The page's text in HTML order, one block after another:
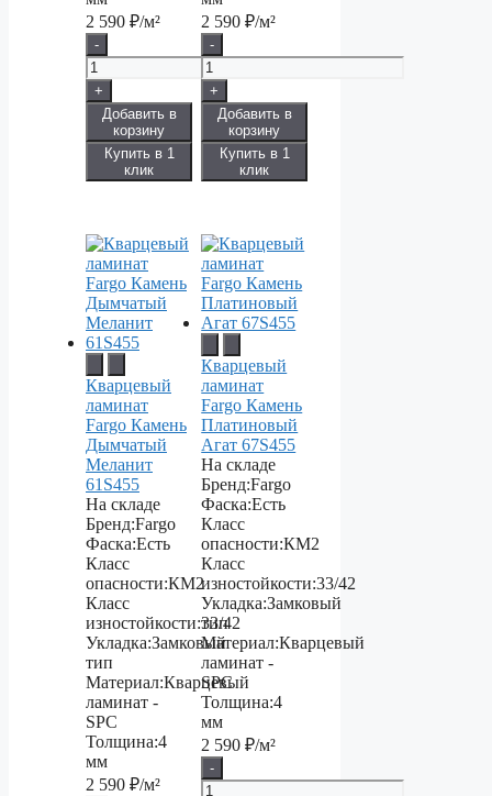
2 590 ₽/м²
-
+
Добавить в
корзину
Купить в 1
клик
2 590₽/м²
-
+
Добавить в
корзину
Купить в 1
клик
Кварцевый
ламинат
Fargo Камень
Дымчатый
Меланит
61S455
На складе
Бренд:Fargo
Фаска:Есть
Класс
опасности:КМ2
Класс
изностойкости:33/42
Укладка:Замковый
тип
Материал:Кварцевый
ламинат -
SPC
Толщина:4
мм
2 590 ₽/м²
Кварцевый
ламинат
Fargo Камень
Платиновый
Агат 67S455
На складе
Бренд:Fargo
Фаска:Есть
Класс
опасности:КМ2
Класс
изностойкости:33/42
Укладка:Замковый
тип
Материал:Кварцевый
ламинат -
SPC
Толщина:4
мм
2 590₽/м²
-